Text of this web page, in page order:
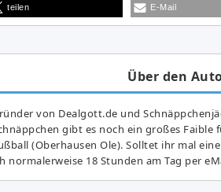
teilen E-Mail
Über den
von Dealgott.de und
gibt es noch ein großes Fai­ble
(Oberhausen Ole). Solltet ihr mal
normalerweise 18 Stunden am Tag per